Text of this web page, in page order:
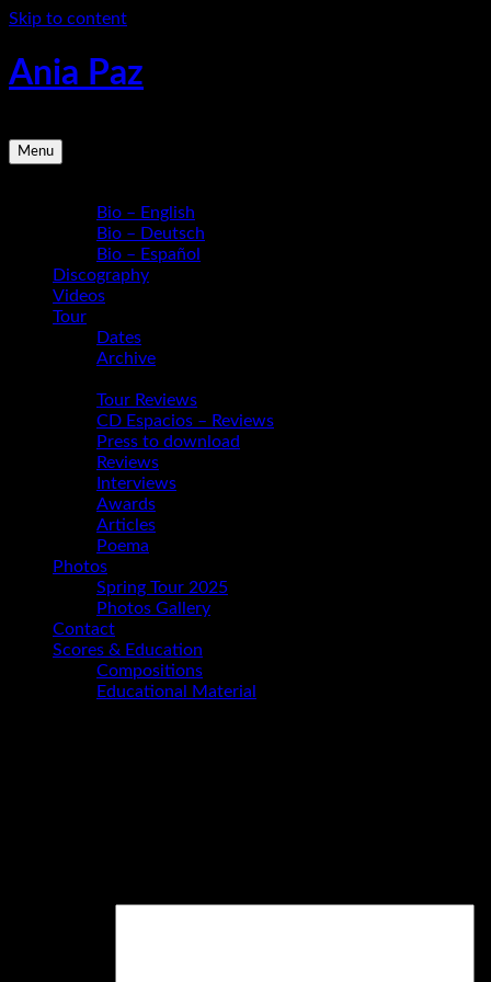
Skip to content
Ania Paz
Menu
Bio – English
Bio – Deutsch
Bio – Español
Discography
Videos
Tour
Dates
Archive
Tour Reviews
CD Espacios – Reviews
Press to download
Reviews
Interviews
Awards
Articles
Poema
Photos
Spring Tour 2025
Photos Gallery
Contact
Scores & Education
Compositions
Educational Material